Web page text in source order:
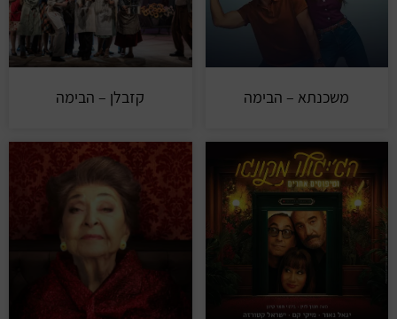
משכנתא – הבימה קזבלן – הבימה